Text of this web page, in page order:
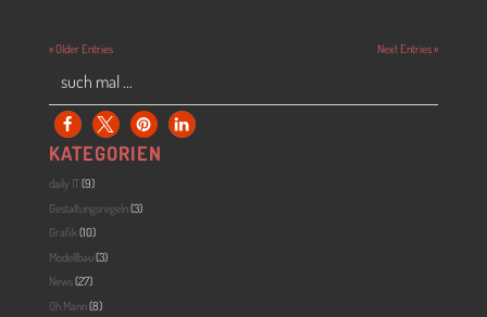
« Older Entries Next Entries »
KATEGORIEN
daily IT(9)
Gestaltungsregeln(3)
Grafik(10)
Modellbau(3)
News(27)
Oh Mann(8)